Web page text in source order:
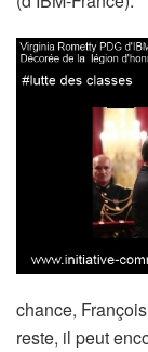
chance,
reste, il peut